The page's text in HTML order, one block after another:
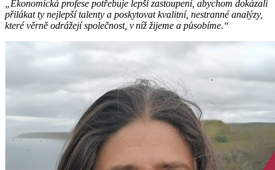
„Ekonomická profese potřebuje lepší zastoupení, abychom dokázali
přilákat ty nejlepší talenty a poskytovat kvalitní, nestranné analýzy,
které věrně odrážejí společnost, v níž žijeme a působíme.“